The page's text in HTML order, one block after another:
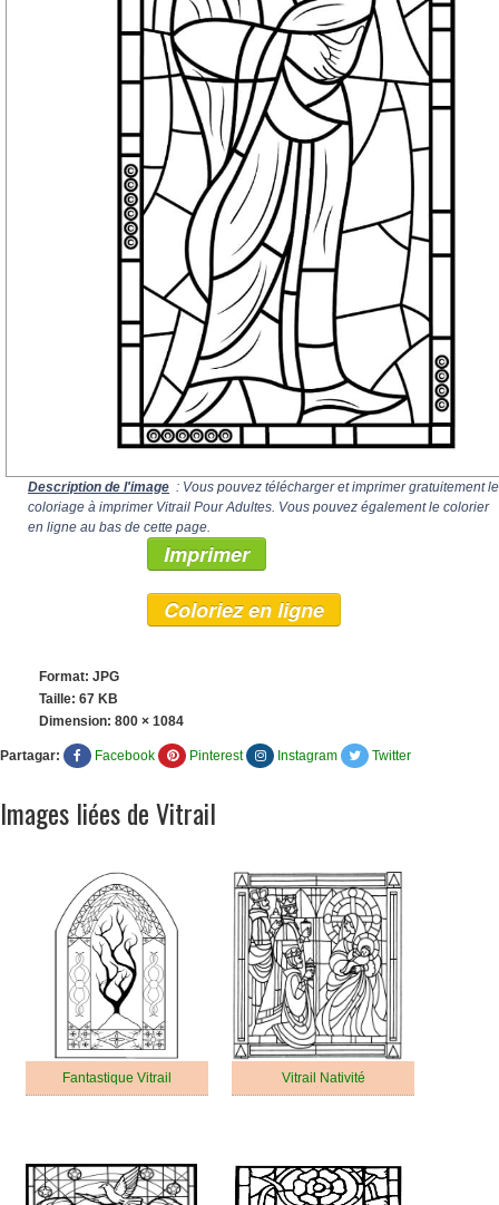
Description de l'image : Vous pouvez télécharger et imprimer gratuitement le
coloriage à imprimer Vitrail Pour Adultes. Vous pouvez également le colorier
en ligne au bas de cette page.
Imprimer
Coloriez en ligne
Format: JPG
Taille: 67 KB
Dimension: 800 × 1084
Partagar: Facebook Pinterest Instagram Twitter
Images liées de Vitrail
Fantastique Vitrail Vitrail Nativité